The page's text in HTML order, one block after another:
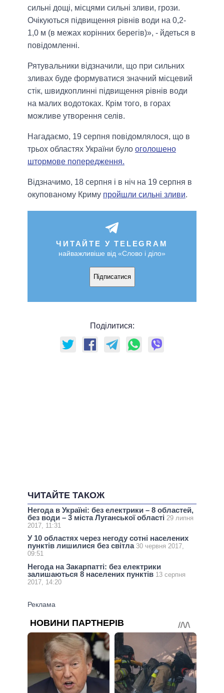
сильні дощі, місцями сильні зливи, грози.
Очікуються підвищення рівнів води на 0,2-
1,0 м (в межах корінних берегів)», - йдеться в
повідомленні.
Рятувальники відзначили, що при сильних
зливах буде формуватися значний місцевий
стік, швидкоплинні підвищення рівнів води
на малих водотоках. Крім того, в горах
можливе утворення селів.
Нагадаємо, 19 серпня повідомлялося, що в
трьох областях України було оголошено
штормове попередження.
Відзначимо, 18 серпня і в ніч на 19 серпня в
окупованому Криму пройшли сильні зливи.
ЧИТАЙТЕ У TELEGRAM
найважливіше від «Слово і діло»
Підписатися
Поділитися:
ЧИТАЙТЕ ТАКОЖ
Негода в Україні: без електрики – 8 областей,
без води – 3 міста Луганської області 29 липня
2017, 11:31
У 10 областях через негоду сотні населених
пунктів лишилися без світла 30 червня 2017,
09:51
Негода на Закарпатті: без електрики
залишаються 8 населених пунктів 13 серпня
2017, 14:20